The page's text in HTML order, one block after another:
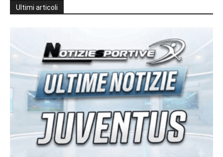
Ultimi articoli